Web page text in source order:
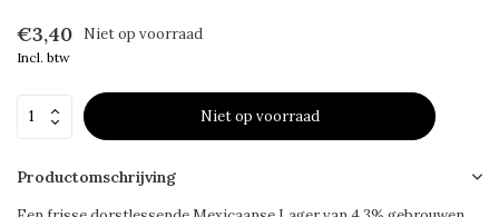
€3,40 Niet op voorraad
Incl. btw
Niet op voorraad
Productomschrijving